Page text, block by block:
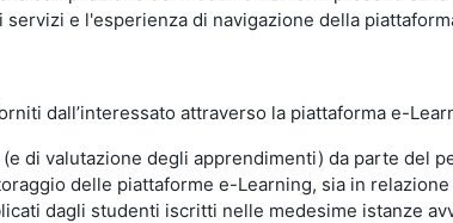
e l'esperienza di navigazione della
dall’interessato attraverso la piattaforma e-
di valutazione degli apprendimenti) da parte del
delle piattaforme e-Learning, sia in
dagli studenti iscritti nelle medesime istanze